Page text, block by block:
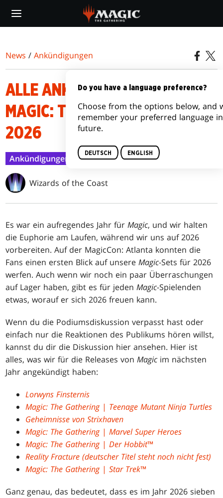
main
News /Ankündigungen
ALLE ANKÜNDIGUNGEN FÜR
MAGIC: THE GATHERING FÜR
2026
Ankündigungen 26. Sep. 2025
Wizards of the Coast
Es war ein aufregendes Jahr fürMagic, und wir halten
die Euphorie am Laufen, während wir uns auf 2026
vorbereiten. Auf der MagicCon: Atlanta konnten die
Fans einen ersten Blick auf unsereMagic-Sets für 2026
werfen. Auch wenn wir noch ein paar Überraschungen
auf Lager haben, gibt es für jedenMagic-Spielenden
etwas, worauf er sich 2026 freuen kann.
Wenn du die Podiumsdiskussion verpasst hast oder
einfach nur die Reaktionen des Publikums hören willst,
kannst du dir die Diskussion hier ansehen. Hier ist
alles, was wir für die Releases vonMagic im nächsten
Jahr angekündigt haben:
Lorwyns Finsternis
Magic: The Gathering| Teenage Mutant Ninja Turtles
Geheimnisse von Strixhaven
Magic: The Gathering|Marvel Super Heroes
Magic: The Gathering|Der Hobbit™
Reality Fracture (deutscher Titel steht noch nicht fest)
Magic: The Gathering|Star Trek™
Ganz genau, das bedeutet, dass es im Jahr 2026 sieben
Do you have a language preference?
Choose from the options below, and
remember your preferred language
future.
DEUTSCH ENGLISH